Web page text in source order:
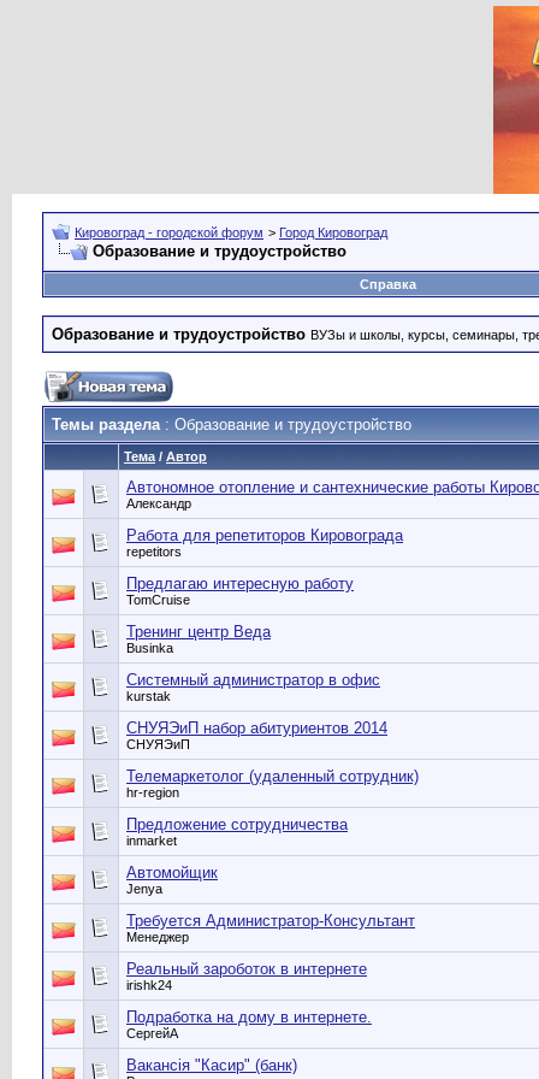
Кировоград - городской форум > Город Кировоград
Образование и трудоустройство
Справка
Образование и трудоустройство ВУЗы и школы, курсы, семинары,
Темы раздела: Образование и трудоустройство
Тема / Автор
Автономное отопление и сантехнические работы
Александр
Работа для репетиторов Кировограда
repetitors
Предлагаю интересную работу
TomCruise
Тренинг центр Веда
Businka
Системный администратор в офис
kurstak
СНУЯЭиП набор абитуриентов 2014
СНУЯЭиП
Телемаркетолог (удаленный сотрудник)
hr-region
Предложение сотрудничества
inmarket
Автомойщик
Jenya
Требуется Администратор-Консультант
Менеджер
Реальный зароботок в интернете
irishk24
Подработка на дому в интернете.
СергейА
Вакансія "Касир" (банк)